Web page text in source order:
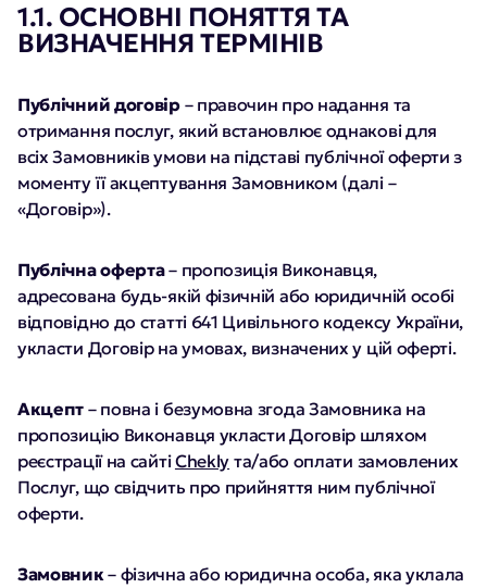
1.1. ОСНОВНІ ПОНЯТТЯ ТА
ВИЗНАЧЕННЯ ТЕРМІНІВ
Публічний договір– правочин про надання та
отримання послуг, який встановлює однакові для
всіх Замовників умови на підставі публічної оферти з
моменту її акцептування Замовником (далі –
«Договір»).
Публічна оферта– пропозиція Виконавця,
адресована будь-якій фізичній або юридичній особі
відповідно до статті 641 Цивільного кодексу України,
укласти Договір на умовах, визначених у цій оферті.
Акцепт – повна і безумовна згода Замовника на
пропозицію Виконавця укласти Договір шляхом
реєстрації на сайтіChekly та/або оплати замовлених
Послуг, що свідчить про прийняття ним публічної
оферти.
Замовник– фізична або юридична особа, яка уклала